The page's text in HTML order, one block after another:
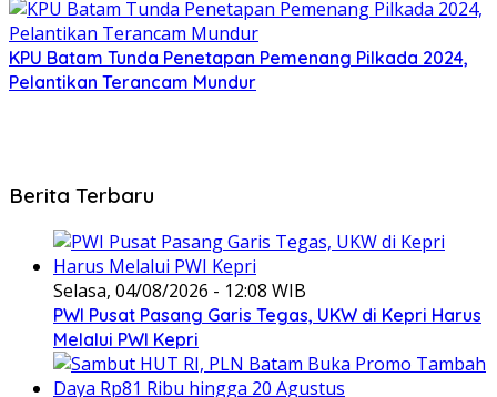
KPU Batam Tunda Penetapan Pemenang Pilkada 2024,
Pelantikan Terancam Mundur
Berita Terbaru
Selasa, 04/08/2026 - 12:08 WIB
PWI Pusat Pasang Garis Tegas, UKW di Kepri Harus
Melalui PWI Kepri